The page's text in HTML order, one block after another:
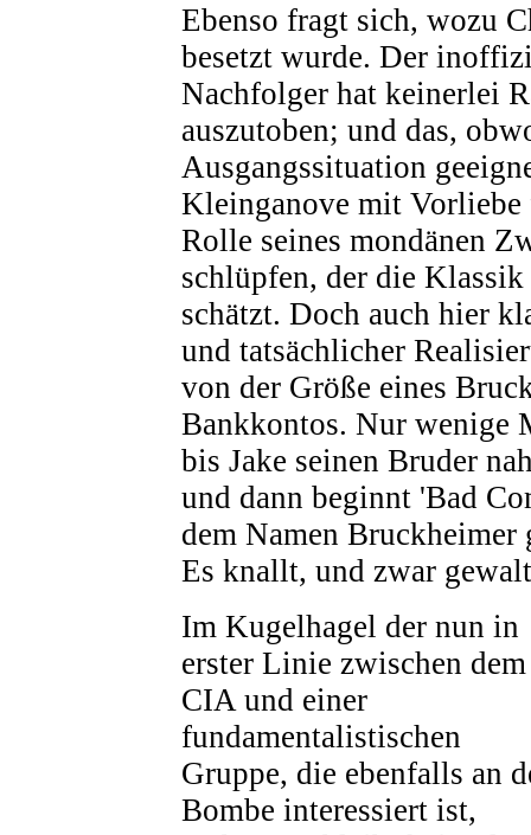
Ebenso fragt sich, wozu
besetzt wurde. Der
Nachfolger hat keinerlei
auszutoben; und das,
Ausgangssituation
Kleinganove mit Vorliebe
Rolle seines mondänen
schlüpfen, der die
schätzt. Doch auch hier
und tatsächlicher
von der Größe eines
Bankkontos. Nur wenige
bis Jake seinen Bruder
und dann beginnt 'Bad
dem Namen Bruckheimer
Es knallt, und zwar
Im Kugelhagel der nun in
erster Linie zwischen dem
CIA und einer
fundamentalistischen
Gruppe, die ebenfalls an
Bombe interessiert ist,